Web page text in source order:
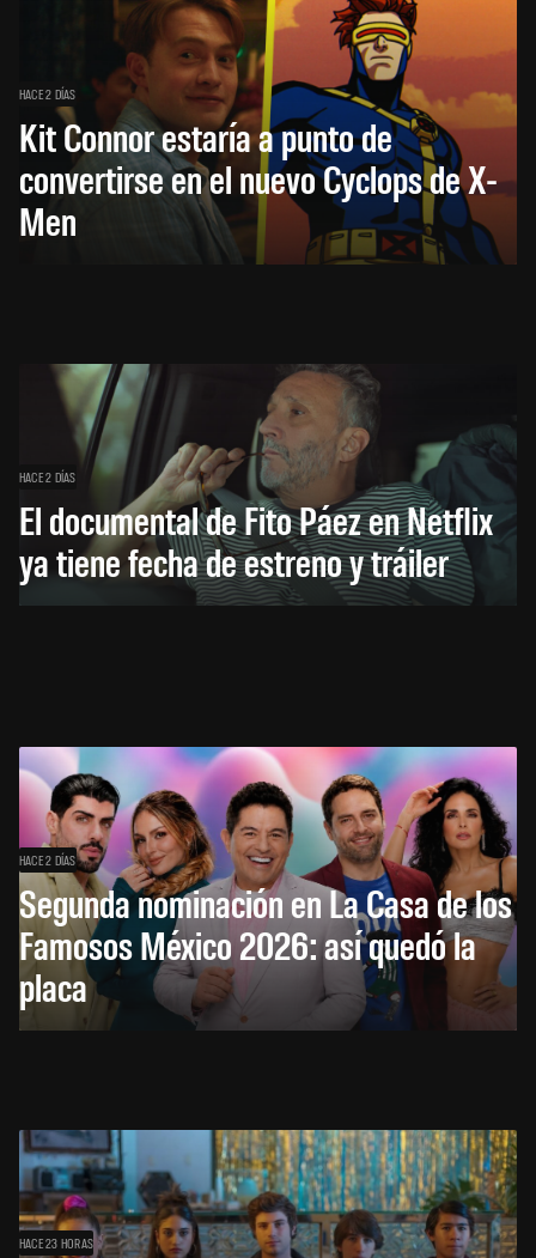
HACE 2 DÍAS
Kit Connor estaría a punto de
convertirse en el nuevo Cyclops de X-
Men
HACE 2 DÍAS
El documental de Fito Páez en Netflix
ya tiene fecha de estreno y tráiler
HACE 2 DÍAS
Segunda nominación en La Casa de los
Famosos México 2026: así quedó la
placa
HACE 23 HORAS